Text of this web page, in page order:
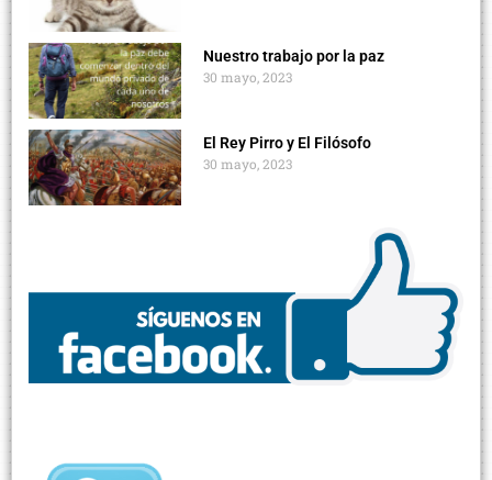
Nuestro trabajo por la paz
30 mayo, 2023
El Rey Pirro y El Filósofo
30 mayo, 2023